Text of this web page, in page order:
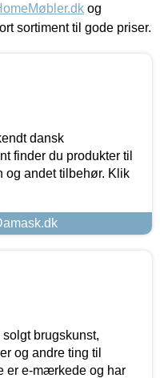
og
sortiment til gode priser.
dansk
finder du produkter til
og andet tilbehør. Klik
brugskunst,
og andre ting til
er e-mærkede og har